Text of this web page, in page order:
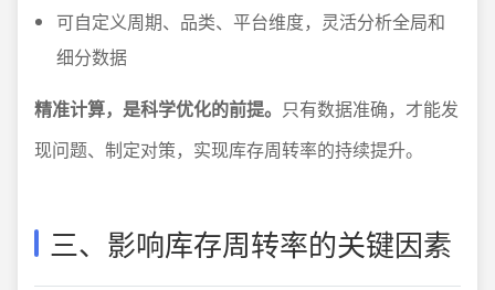
可自定义周期、品类、平台维度，灵活分析全局和
细分数据
精准计算，是科学优化的前提。 只有数据准确，才能发
现问题、制定对策，实现库存周转率的持续提升。
三、影响库存周转率的关键因素